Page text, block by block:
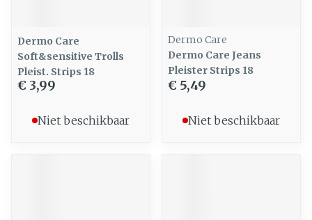
Dermo Care
Soft&sensitive Trolls
Pleist. Strips 18
€ 3,99
Niet beschikbaar
Dermo Care
Dermo Care Jeans
Pleister Strips 18
€ 5,49
Niet beschikbaar